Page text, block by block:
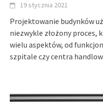
19 stycznia 2021
Projektowanie budynków
niezwykle złożony proces,
wielu aspektów, od
szpitale czy centra